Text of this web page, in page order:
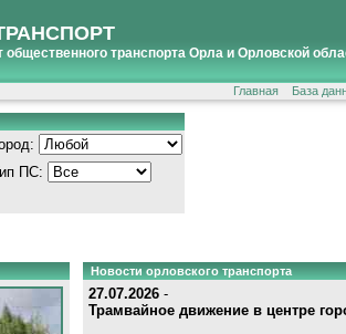
транспорта Орла и Орловской
Главная База
ПС:
Новости орловского транспорта
27.07.2026 -
Трамвайное движение в центре